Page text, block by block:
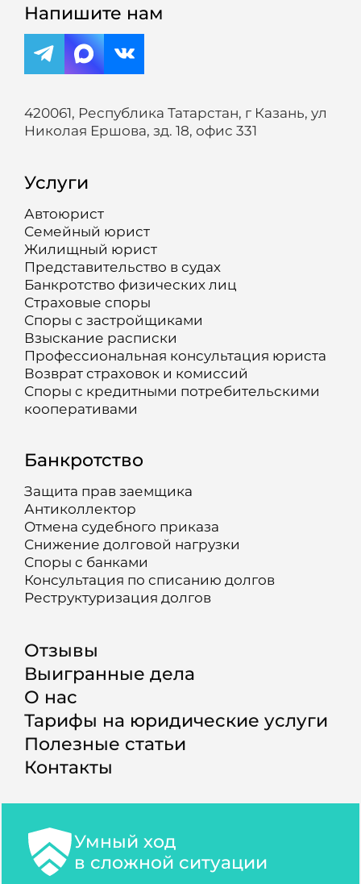
Напишите нам
420061, Республика Татарстан, г Казань, ул
Николая Ершова, зд. 18, офис 331
Услуги
Автоюрист
Семейный юрист
Жилищный юрист
Представительство в судах
Банкротство физических лиц
Страховые споры
Споры с застройщиками
Взыскание расписки
Профессиональная консультация юриста
Возврат страховок и комиссий
Споры с кредитными потребительскими
кооперативами
Банкротство
Защита прав заемщика
Антиколлектор
Отмена судебного приказа
Снижение долговой нагрузки
Споры с банками
Консультация по списанию долгов
Реструктуризация долгов
Отзывы
Выигранные дела
О нас
Тарифы на юридические услуги
Полезные статьи
Контакты
Умный ход
в сложной ситуации